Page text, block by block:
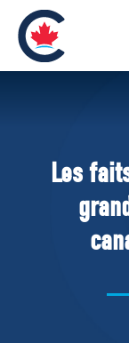
Pierre
Vos
Cabinet
Exécutif
Les